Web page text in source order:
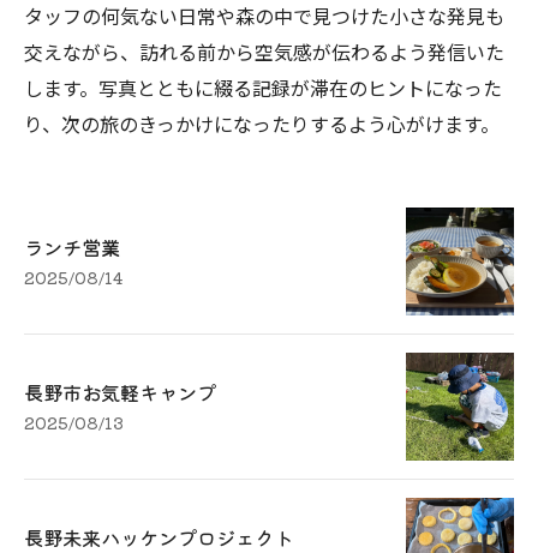
タッフの何気ない日常や森の中で見つけた小さな発見も
交えながら、訪れる前から空気感が伝わるよう発信いた
します。写真とともに綴る記録が滞在のヒントになった
り、次の旅のきっかけになったりするよう心がけます。
ランチ営業
2025/08/14
長野市お気軽キャンプ
2025/08/13
長野未来ハッケンプロジェクト